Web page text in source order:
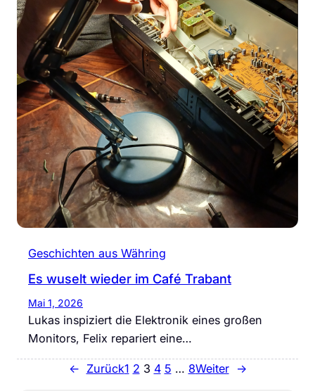
Geschichten aus Währing
Es wuselt wieder im Café Trabant
Mai 1, 2026
Lukas inspiziert die Elektronik eines großen
Monitors, Felix repariert eine…
← Zurück1 2 3 4 5 … 8Weiter →